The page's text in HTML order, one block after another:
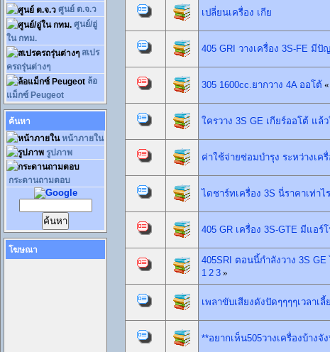
ศูนย์ ต.จ.ว
ศูนย์/อู่
ใน กทม.
สเปร
ครถรุ่นต่างๆ
ล้อ
แม็กซ์ Peugeot
ค้นหา
หน้าภายใน
รูปภาพ
กระดานถามตอบ
โฆษณา
เปลี่ยนเครื่อง เกีย
405 GRI วางเครื่อง 3S-FE มี
305 1600cc.ยากวาง 4A ออโต้ «
ใครวาง 3S GE เกียร์ออโต้ แล้
ค่าใช้จ่ายซ่อมบำรุง ระหว่างเค
ไดชาร์ทเครื่อง 3S นี่ราคาเท่าไ
405 GR เครื่อง 3S-GTE มีแอร์
405SRI ตอนนี้กำลังวาง 3S
1 2 3 »
เพลาขับเสียงดังปัดๆๆๆๆเวลาเลี้
**อยากเห็น505วางเครื่องบ้างจั